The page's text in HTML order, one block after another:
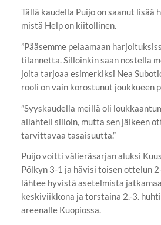
Tällä kaudella Puijo on saanut lisää
mistä Help on kiitollinen.
”Pääsemme pelaamaan
tilannetta. Silloinkin saan nostella
joita tarjoaa esimerkiksi Nea
rooli on vain korostunut joukkueen
”Syyskaudella meillä oli
ailahteli silloin, mutta sen jälkeen
tarvittavaa tasaisuutta.”
Puijo voitti välieräsarjan aluksi
Pölkyn 3-1 ja hävisi toisen ottelun
lähtee hyvistä asetelmista
keskiviikkona ja torstaina 2.-3.
areenalle Kuopiossa.